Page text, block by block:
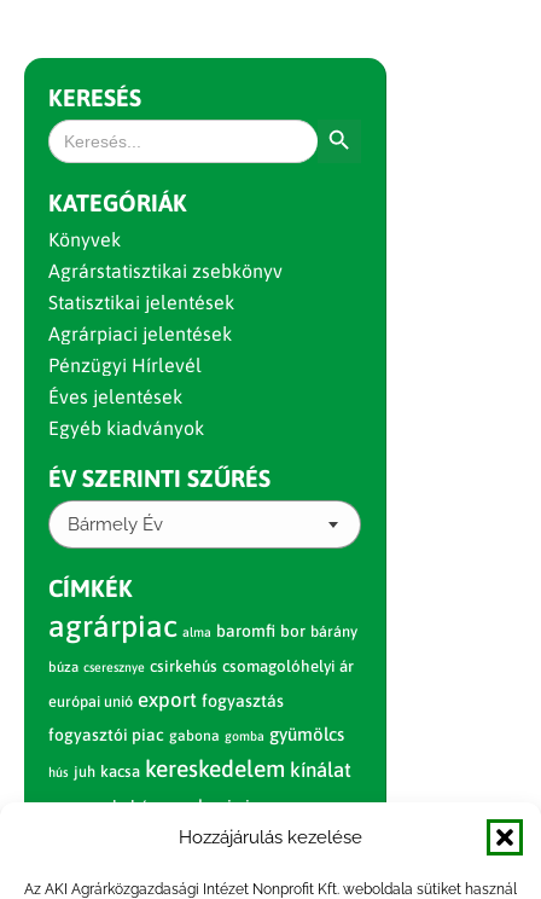
Hozzájárulás kezelése
Az AKI Agrárközgazdasági Intézet Nonprofit Kft. weboldala sütiket használ
KERESÉS
Search
for:
KATEGÓRIÁK
Könyvek
Agrárstatisztikai zsebkönyv
Statisztikai jelentések
Agrárpiaci jelentések
Pénzügyi Hírlevél
Éves jelentések
Egyéb kiadványok
ÉV SZERINTI SZŰRÉS
Bármely Év
CÍMKÉK
agrárpiac alma baromfi bor bárány
búza cseresznye csirkehús csomagolóhelyi ár
európai unió export fogyasztás
fogyasztói piac gabona gomba gyümölcs
hús juh kacsa kereskedelem kínálat
körte marhahús nagybani piac narancs
nemzetközi árinformációk
paradicsom piac piaci jelentés